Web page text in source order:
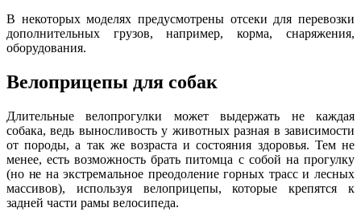
В некоторых моделях предусмотрены отсеки для перевозки
дополнительных грузов, например, корма, снаряжения,
оборудования.
Велоприцепы для собак
Длительные велопрогулки может выдержать не каждая
собака, ведь выносливость у животных разная в зависимости
от породы, а так же возраста и состояния здоровья. Тем не
менее, есть возможность брать питомца с собой на прогулку
(но не на экстремальное преодоление горных трасс и лесных
массивов), используя велоприцепы, которые крепятся к
задней части рамы велосипеда.